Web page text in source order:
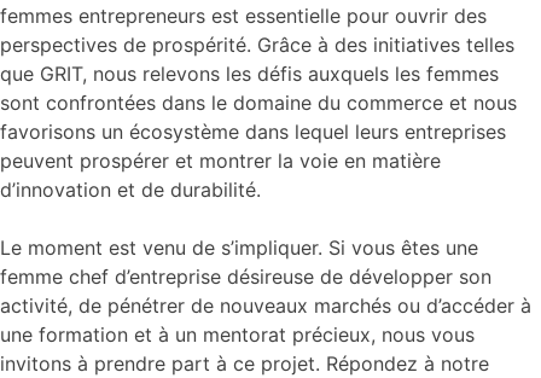
femmes entrepreneurs est essentielle pour ouvrir des
perspectives de prospérité. Grâce à des initiatives telles
que GRIT, nous relevons les défis auxquels les femmes
sont confrontées dans le domaine du commerce et nous
favorisons un écosystème dans lequel leurs entreprises
peuvent prospérer et montrer la voie en matière
d’innovation et de durabilité.
Le moment est venu de s’impliquer. Si vous êtes une
femme chef d’entreprise désireuse de développer son
activité, de pénétrer de nouveaux marchés ou d’accéder à
une formation et à un mentorat précieux, nous vous
invitons à prendre part à ce projet. Répondez à notre